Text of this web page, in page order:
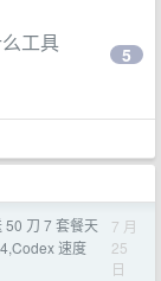
工具
5
50 刀 7 套餐天
速度
7 月
25
日